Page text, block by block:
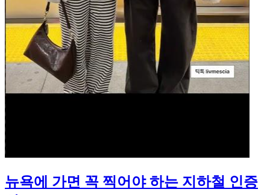
뉴욕에 가면 꼭 찍어야 하는 지하철 인증